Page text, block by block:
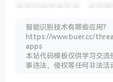
准定位病虫害区域，农药
知识的传递方式。
当识别技术突破物理
智能识别技术有哪些应用?
https://www.buer.cc/
apps
本站代码模板仅供学习交
事违法，侵权等任何非法活